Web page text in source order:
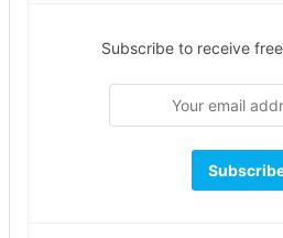
Subscribe to receive